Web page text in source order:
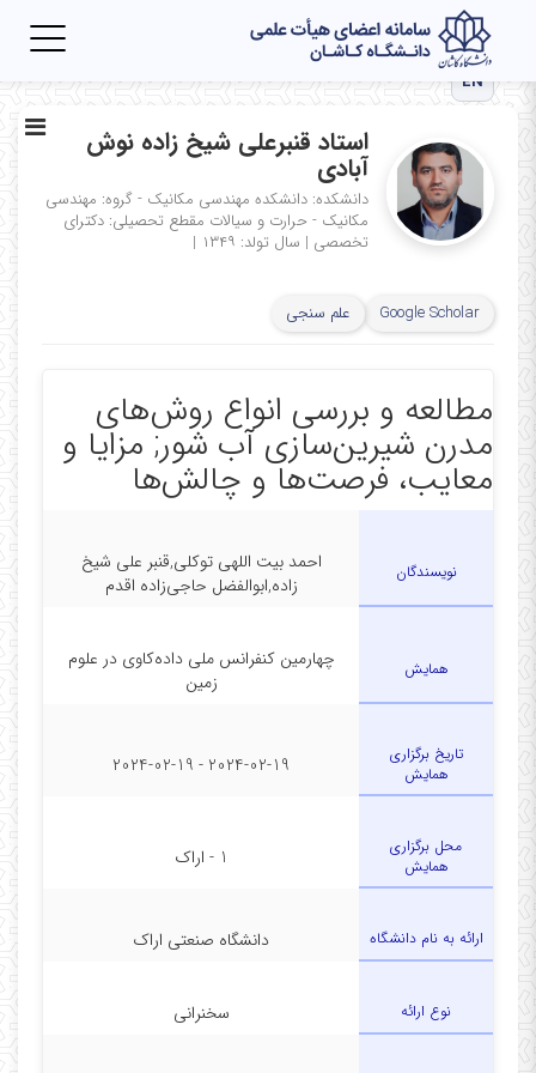
EN
استاد قنبرعلی شیخ زاده نوش
آبادی
دانشکده: دانشکده مهندسی مکانیک - گروه: مهندسی
مکانیک - حرارت و سیالات مقطع تحصیلی: دکترای
تخصصی | سال تولد: ۱۳۴۹ |
Google Scholar علم سنجی
مطالعه و بررسی انواع روش‌های
مدرن شیرین‌سازی آب شور; مزایا و
معایب، فرصت‌ها و چالش‌ها
نویسندگان
احمد بیت اللهی توکلی,قنبر علی شیخ
زاده,ابوالفضل حاجی‌زاده اقدم
همایش
چهارمین کنفرانس ملی داده‌کاوی در علوم
زمین
تاریخ برگزاری
همایش
2024-02-19 - 2024-02-19
محل برگزاری
همایش
1 - اراک
ارائه به نام دانشگاه دانشگاه صنعتی اراک
نوع ارائه سخنرانی